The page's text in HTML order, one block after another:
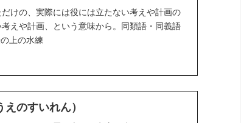
けの、実際には役には立たない考えや計画の
えや計画、という意味から。同類語・同義語
上の水練
のすいれん）